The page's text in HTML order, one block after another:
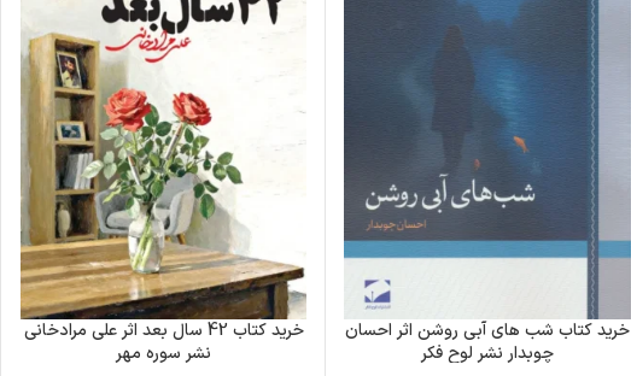
خرید کتاب شب های آبی روشن اثر احسان
چوبدار نشر لوح فکر
خرید کتاب 42 سال بعد اثر علی مرادخانی
نشر سوره مهر